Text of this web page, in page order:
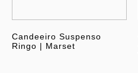
Candeeiro Suspenso
Ringo | Marset